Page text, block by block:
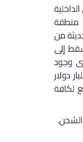
منطقة
من
إلى
وجود
فضلاً عن خطّةً لإنشاء نظام وطني لسكك الحديد بقيمة 20 مليار دولار
لكافة